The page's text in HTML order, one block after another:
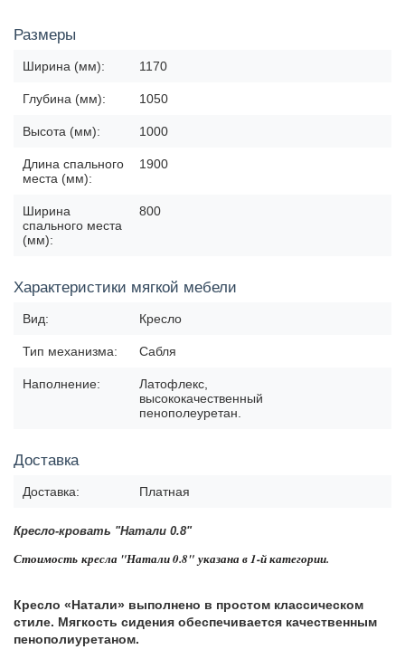
Размеры
Ширина (мм): 1170
Глубина (мм): 1050
Высота (мм): 1000
Длина спального
места (мм):
1900
Ширина
спального места
(мм):
800
Характеристики мягкой мебели
Вид: Кресло
Тип механизма: Сабля
Наполнение:
Латофлекс,
высококачественный
пенополеуретан.
Доставка
Доставка: Платная
Кресло-кровать "Натали 0.8"
Стоимость кресла "Натали 0.8" указана в 1-й категории.
Кресло «Натали» выполнено в простом классическом
стиле. Мягкость сидения обеспечивается качественным
пенополиуретаном.